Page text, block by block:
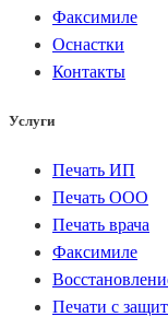
Факсимиле
Оснастки
Контакты
Услуги
Печать ИП
Печать ООО
Печать врача
Факсимиле
Печати с